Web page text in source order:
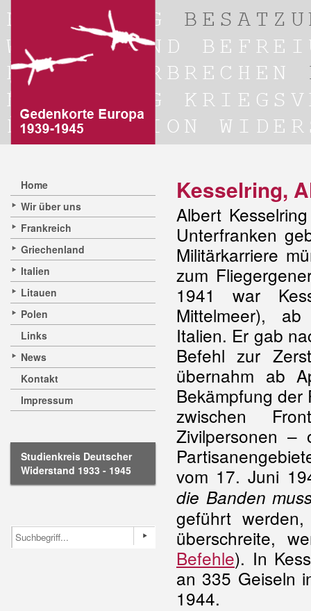
Home
Wir über uns
Frankreich
Griechenland
Italien
Litauen
Polen
Links
News
Kontakt
Impressum
Studienkreis Deutscher
Widerstand 1933 - 1945
Kesselring,
Albert
Unterfranken
Militärkarriere
zum
1941 war
Mittelmeer),
Italien. Er gab
Befehl zur
übernahm ab
Bekämpfung der
zwischen
Zivilpersonen
vom 17. Juni
die Banden
geführt
überschreite,
Befehle). In
an 335 Geiseln
1944.